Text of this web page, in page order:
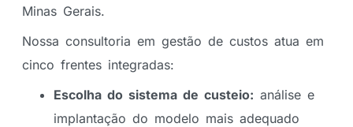
Minas Gerais.
Nossa consultoria em gestão de custos atua em
cinco frentes integradas:
Escolha do sistema de custeio: análise e
implantação do modelo mais adequado